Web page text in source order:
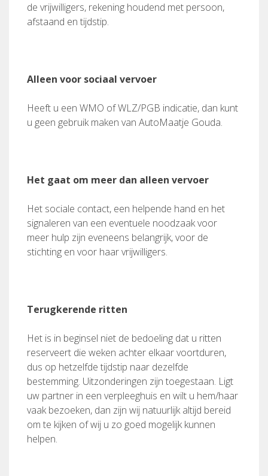
de vrijwilligers, rekening houdend met persoon,
afstaand en tijdstip.
Alleen voor sociaal vervoer
Heeft u een WMO of WLZ/PGB indicatie, dan kunt
u geen gebruik maken van AutoMaatje Gouda.
Het gaat om meer dan alleen vervoer
Het sociale contact, een helpende hand en het
signaleren van een eventuele noodzaak voor
meer hulp zijn eveneens belangrijk, voor de
stichting en voor haar vrijwilligers.
Terugkerende ritten
Het is in beginsel niet de bedoeling dat u ritten
reserveert die weken achter elkaar voortduren,
dus op hetzelfde tijdstip naar dezelfde
bestemming. Uitzonderingen zijn toegestaan. Ligt
uw partner in een verpleeghuis en wilt u hem/haar
vaak bezoeken, dan zijn wij natuurlijk altijd bereid
om te kijken of wij u zo goed mogelijk kunnen
helpen.